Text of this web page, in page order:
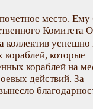
место. Ему
Комитета
коллектив
кораблей, которые
кораблей на
действий. За